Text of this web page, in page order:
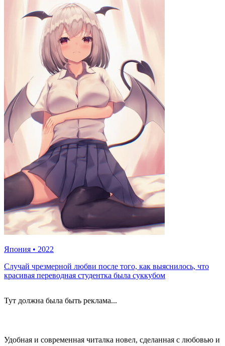
Япония • 2022
Случай чрезмерной любви после того, как выяснилось, что
красивая переводная студентка была суккубом
Тут должна была быть реклама...
Удобная и современная читалка новел, сделанная с любовью и